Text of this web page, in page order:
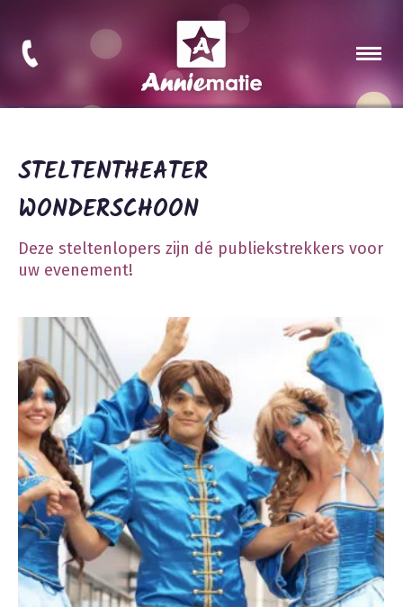
STELTENTHEATER
WONDERSCHOON
Deze steltenlopers zijn dé publiekstrekkers voor
uw evenement!